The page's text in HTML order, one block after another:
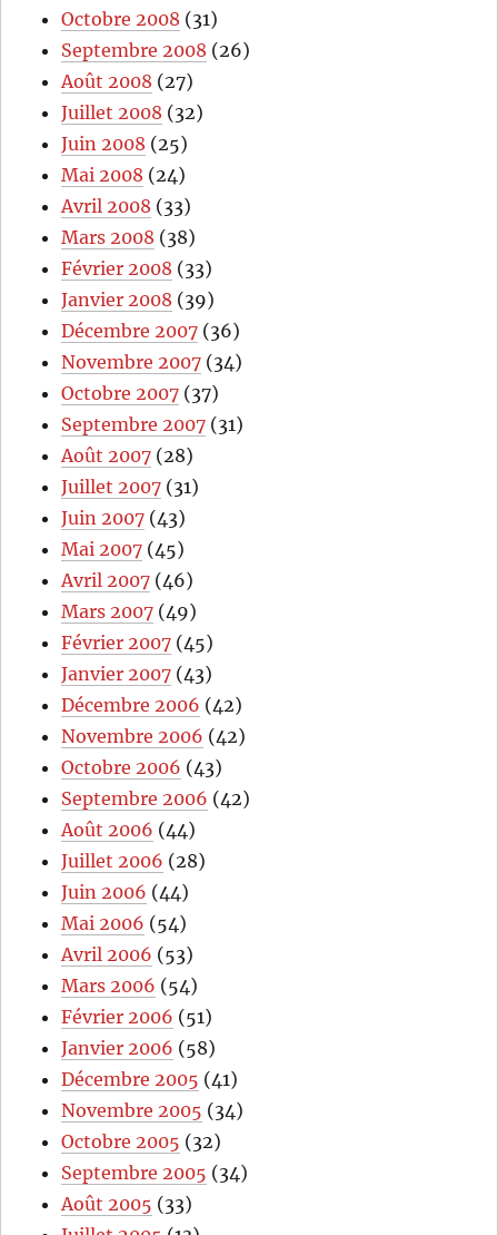
Octobre 2008 (31)
Septembre 2008 (26)
Août 2008 (27)
Juillet 2008 (32)
Juin 2008 (25)
Mai 2008 (24)
Avril 2008 (33)
Mars 2008 (38)
Février 2008 (33)
Janvier 2008 (39)
Décembre 2007 (36)
Novembre 2007 (34)
Octobre 2007 (37)
Septembre 2007 (31)
Août 2007 (28)
Juillet 2007 (31)
Juin 2007 (43)
Mai 2007 (45)
Avril 2007 (46)
Mars 2007 (49)
Février 2007 (45)
Janvier 2007 (43)
Décembre 2006 (42)
Novembre 2006 (42)
Octobre 2006 (43)
Septembre 2006 (42)
Août 2006 (44)
Juillet 2006 (28)
Juin 2006 (44)
Mai 2006 (54)
Avril 2006 (53)
Mars 2006 (54)
Février 2006 (51)
Janvier 2006 (58)
Décembre 2005 (41)
Novembre 2005 (34)
Octobre 2005 (32)
Septembre 2005 (34)
Août 2005 (33)